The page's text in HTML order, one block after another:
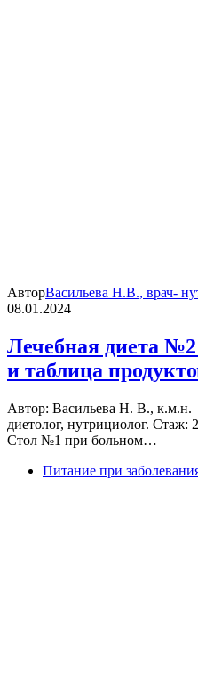
АвторВасильева Н.В., врач-
08.01.2024
Лечебная диета
и таблица
Автор: Васильева Н. В., к.м.н.
диетолог, нутрициолог. Стаж:
Стол №1 при больном…
Питание при